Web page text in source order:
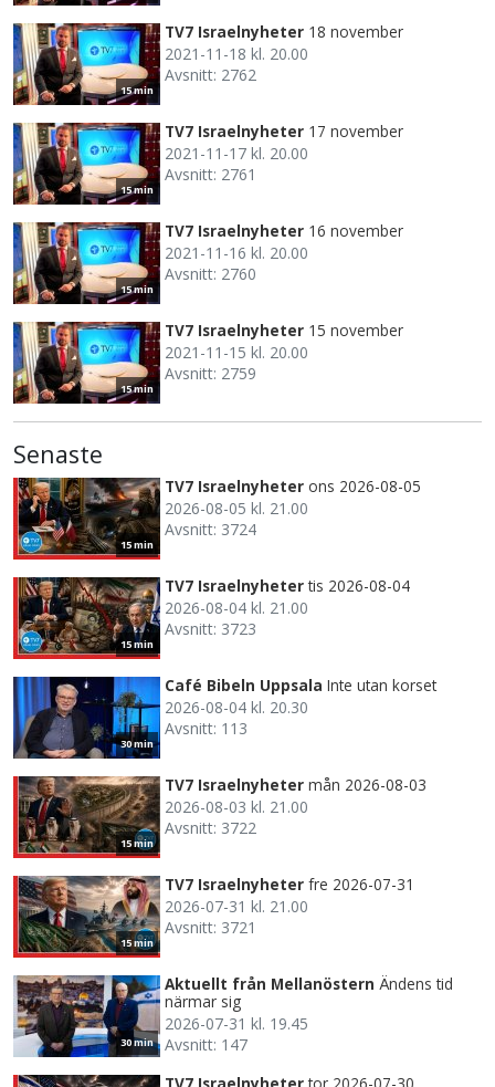
15 min
TV7 Israelnyheter 18 november
2021-11-18 kl. 20.00
Avsnitt: 2762
15 min
TV7 Israelnyheter 17 november
2021-11-17 kl. 20.00
Avsnitt: 2761
15 min
TV7 Israelnyheter 16 november
2021-11-16 kl. 20.00
Avsnitt: 2760
15 min
TV7 Israelnyheter 15 november
2021-11-15 kl. 20.00
Avsnitt: 2759
Senaste
15 min
TV7 Israelnyheter ons 2026-08-05
2026-08-05 kl. 21.00
Avsnitt: 3724
15 min
TV7 Israelnyheter tis 2026-08-04
2026-08-04 kl. 21.00
Avsnitt: 3723
30 min
Café Bibeln Uppsala Inte utan korset
2026-08-04 kl. 20.30
Avsnitt: 113
15 min
TV7 Israelnyheter mån 2026-08-03
2026-08-03 kl. 21.00
Avsnitt: 3722
15 min
TV7 Israelnyheter fre 2026-07-31
2026-07-31 kl. 21.00
Avsnitt: 3721
30 min
Aktuellt från Mellanöstern Ändens tid
närmar sig
2026-07-31 kl. 19.45
Avsnitt: 147